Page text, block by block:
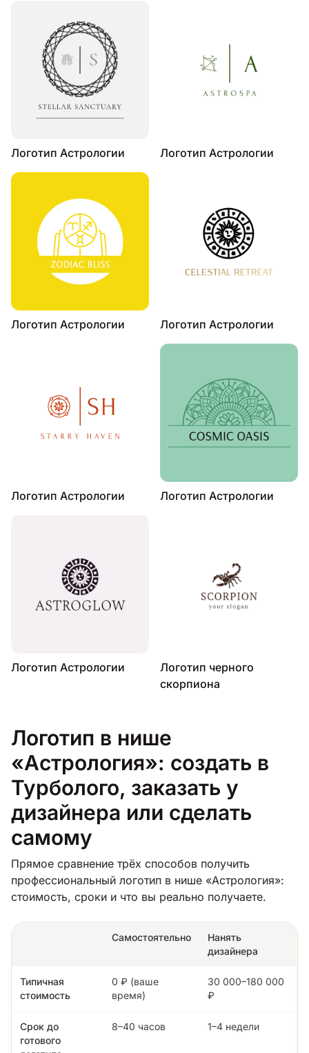
Логотип Астрологии Логотип Астрологии
Логотип Астрологии Логотип Астрологии
Логотип Астрологии Логотип Астрологии
Логотип Астрологии
Логотип черного
скорпиона
Логотип в нише
«Астрология»: создать в
Турболого, заказать у
дизайнера или сделать
самому
Прямое сравнение трёх способов получить
профессиональный логотип в нише «Астрология»:
стоимость, сроки и что вы реально получаете.
Самостоятельно
Нанять
дизайнера
Типичная
стоимость
0 ₽ (ваше
время)
30 000–180 000
₽
Срок до
готового
8–40 часов 1–4 недели